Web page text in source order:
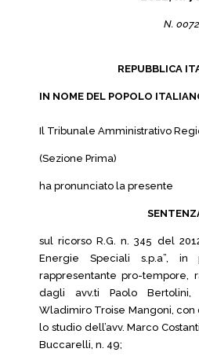
N.
REPUBBLICA
IN NOME DEL POPOLO
Il Tribunale Amministrativo
(Sezione Prima)
ha pronunciato la presente
sul ricorso R.G. n. 345 del
Energie Speciali s.p.a”,
rappresentante pro-tempore,
dagli avv.ti Paolo Bertolini,
Wladimiro Troise Mangoni,
lo studio dell’avv. Marco
Buccarelli, n. 49;